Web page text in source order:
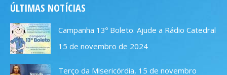
opens
in
new
window
opens
in
new
window
opens
in
new
window
opens
new
window
ÚLTIMAS NOTÍCIAS
Campanha 13º Boleto. Ajude a Rádio Catedral
15 de novembro de 2024
Terço da Misericórdia, 15 de novembro